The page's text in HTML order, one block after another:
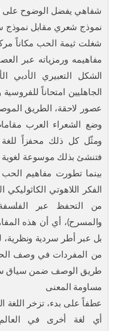
شفاهي يفضل الوضوح على
نموذج شعري مقابل نموذج
شغلت ثيمة الحب مكاناً
مفاهيمه ورمزياته عبر
الشكل التعبيري الأدبي
الجاهليين امتحاناً
عصور لاحقة، الطريق
وضع الشعراء العرب
ومثّل كل ذلك محفزاً للغة
فتنشئ بذلك موسوعة لغوية
بينما تطورت مفاهيم الحب
الفكر اللاهوتي
من التحفظ عبر
والمسرح)، أي أن هذه
بل عبر أطر سردية ونظرية،
من المفردات في وصف الحب
طريق الوصف ضمن سياق
مساومة المعنى
عطفاً على بدء، تزخر اللغة
أي لغة أخرى في العالم